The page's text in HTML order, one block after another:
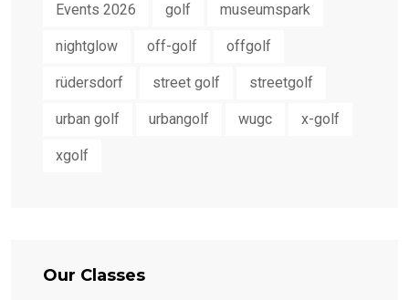
Events 2026 golf museumspark
nightglow off-golf offgolf
rüdersdorf street golf streetgolf
urban golf urbangolf wugc x-golf
xgolf
Our Classes